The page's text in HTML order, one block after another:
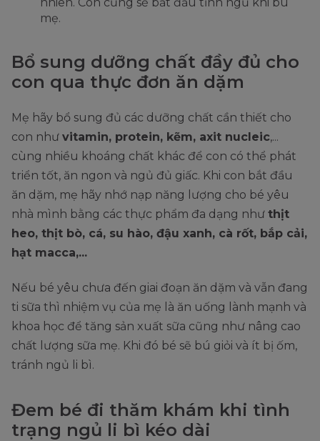
mẹ.
Bổ sung dưỡng chất đầy đủ cho
con qua thực đơn ăn dặm
Mẹ hãy bổ sung đủ các dưỡng chất cần thiết cho
con như vitamin, protein, kẽm, axit nucleic,...
cùng nhiều khoáng chất khác để con có thể phát
triển tốt, ăn ngon và ngủ đủ giấc. Khi con bắt đầu
ăn dặm, mẹ hãy nhớ nạp năng lượng cho bé yêu
nhà mình bằng các thực phẩm đa dạng như thịt
heo, thịt bò, cá, su hào, đậu xanh, cà rốt, bắp cải,
hạt macca,...
Nếu bé yêu chưa đến giai đoạn ăn dặm và vẫn đang
ti sữa thì nhiệm vụ của mẹ là ăn uống lành mạnh và
khoa học để tăng sản xuất sữa cũng như nâng cao
chất lượng sữa mẹ. Khi đó bé sẽ bú giỏi và ít bị ốm,
tránh ngủ li bì.
Đem bé đi thăm khám khi tình
trạng ngủ li bì kéo dài